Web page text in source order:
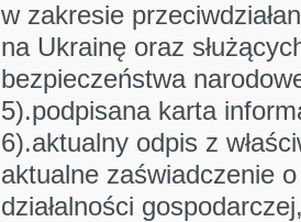
w zakresie
na Ukrainę oraz
bezpieczeństwa
5).podpisana karta
6).aktualny odpis z
aktualne zaświadczenie
działalności